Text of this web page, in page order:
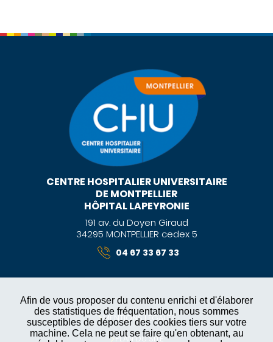
Afin de vous proposer du contenu enrichi et d'élaborer
des statistiques de fréquentation, nous sommes
susceptibles de déposer des cookies tiers sur votre
machine. Cela ne peut se faire qu'en obtenant, au
CENTRE HOSPITALIER UNIVERSITAIRE
DE MONTPELLIER
HÔPITAL LAPEYRONIE
191 av. du Doyen Giraud
34295 MONTPELLIER cedex 5
04 67 33 67 33
MENTIONS LÉGALES
PLAN DU SITE